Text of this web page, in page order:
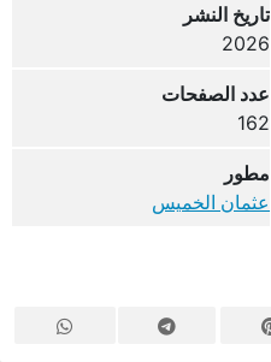
تاريخ النشر
2026
عدد الصفحات
162
مطور
عثمان الخميس